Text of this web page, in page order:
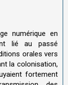
numérique en
lié au passé
orales vers
la colonisation,
fortement